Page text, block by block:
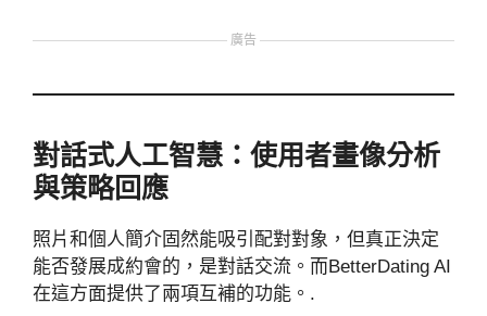
廣告
對話式人工智慧：使用者畫像分析
與策略回應
照片和個人簡介固然能吸引配對對象，但真正決定
能否發展成約會的，是對話交流。而BetterDating AI
在這方面提供了兩項互補的功能。.